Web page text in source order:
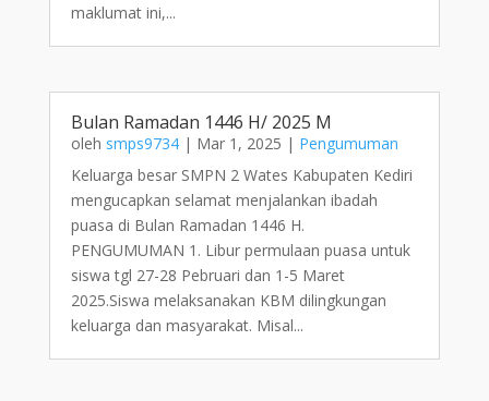
maklumat ini,...
Bulan Ramadan 1446 H/ 2025 M
oleh smps9734| Mar 1, 2025 | Pengumuman
Keluarga besar SMPN 2 Wates Kabupaten Kediri
mengucapkan selamat menjalankan ibadah
puasa di Bulan Ramadan 1446 H.
PENGUMUMAN 1. Libur permulaan puasa untuk
siswa tgl 27-28 Pebruari dan 1-5 Maret
2025.Siswa melaksanakan KBM dilingkungan
keluarga dan masyarakat. Misal...